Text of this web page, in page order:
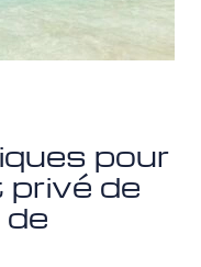
pour
privé de
de